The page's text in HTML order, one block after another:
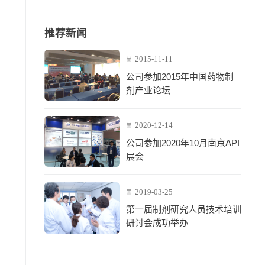
推荐新闻
2015-11-11
公司参加2015年中国药物制
剂产业论坛
2020-12-14
公司参加2020年10月南京API
展会
2019-03-25
第一届制剂研究人员技术培训
研讨会成功举办